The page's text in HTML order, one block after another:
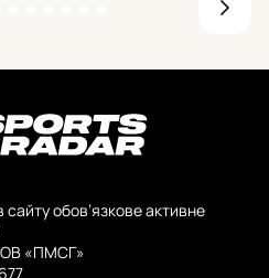
сайту обов’язкове активне
«ПМСГ»